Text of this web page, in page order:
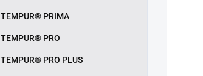
TEMPUR® PRIMA
TEMPUR® PRO
TEMPUR® PRO PLUS